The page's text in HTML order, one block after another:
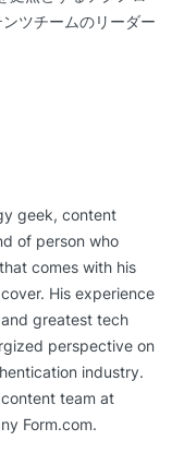
ツチームのリーダー
geek, content
of person who
comes with his
His experience
greatest tech
perspective on
industry.
team at
Form.com.